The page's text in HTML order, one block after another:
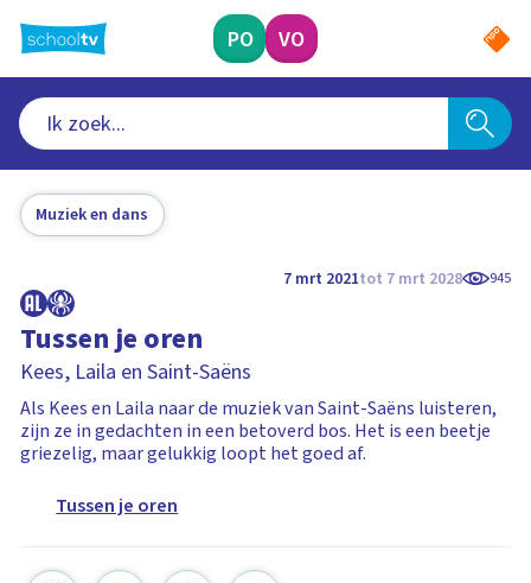
naar
hoofdinhoud
PO VO
Muziek en dans
7 mrt 2021tot 7 mrt 2028 945
Tussen je oren
Kees, Laila en Saint-Saëns
Als Kees en Laila naar de muziek van Saint-Saëns luisteren,
zijn ze in gedachten in een betoverd bos. Het is een beetje
griezelig, maar gelukkig loopt het goed af.
Tussen je oren